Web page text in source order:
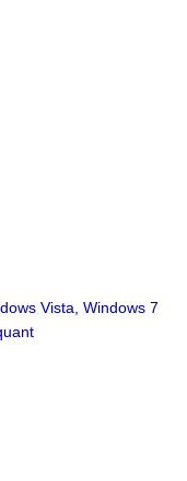
Vista, Windows 7